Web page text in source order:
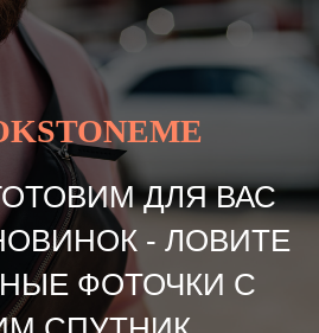
ДЛЯ ВАС
- ЛОВИТЕ
ФОТОЧКИ С